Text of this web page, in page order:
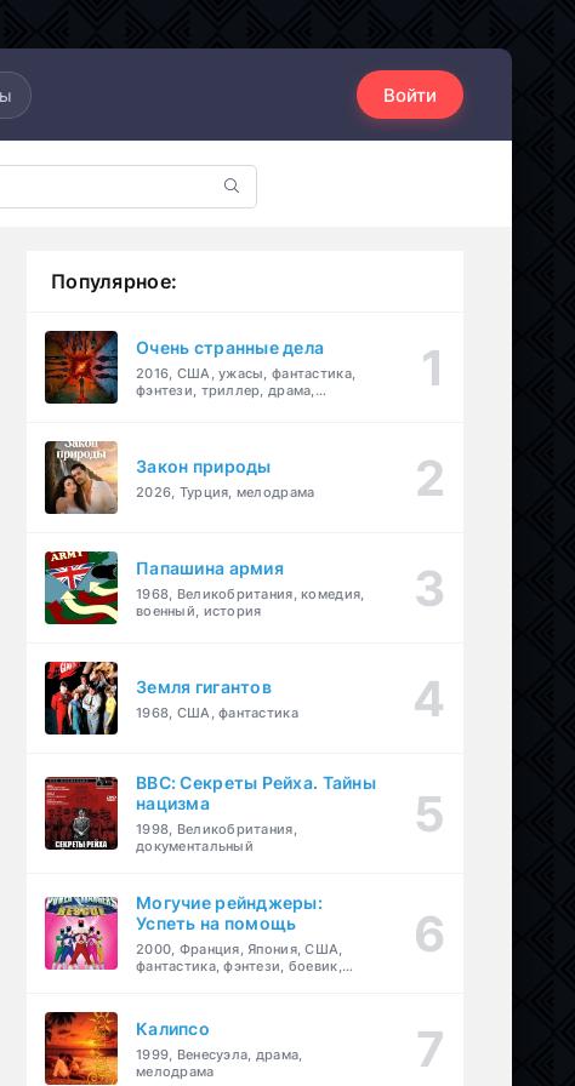
Войти
Популярное:
Очень странные дела
2016, США, ужасы, фантастика,
фэнтези, триллер, драма,
Закон природы
2026, Турция, мелодрама
Папашина армия
1968, Великобритания, комедия,
военный, история
Земля гигантов
1968, США, фантастика
BBC: Секреты Рейха. Тайны
нацизма
1998, Великобритания,
документальный
Могучие рейнджеры:
Успеть на помощь
2000, Франция, Япония, США,
фантастика, фэнтези, боевик,
Калипсо
1999, Венесуэла, драма,
мелодрама